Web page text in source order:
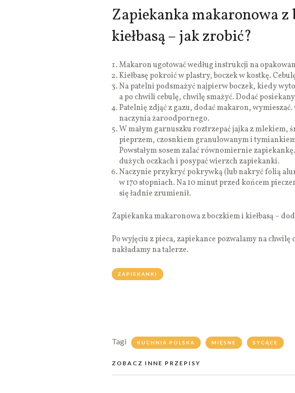
Zapiekanka makaronowa z
kiełbasą – jak zrobić?
Makaron ugotować według instrukcji na
Kiełbasę pokroić w plastry, boczek w kostkę.
Na patelni podsmażyć najpierw boczek, kiedy
a po chwili cebulę, chwilę smażyć. Dodać
Patelnię zdjąć z gazu, dodać makaron, wymieszać.
naczynia żaroodpornego.
W małym garnuszku roztrzepać jajka z mlekiem,
pieprzem, czosnkiem granulowanym i
Powstałym sosem zalać równomiernie
dużych oczkach i posypać wierzch zapiekanki.
Naczynie przykryć pokrywką (lub nakryć folią
w 170 stopniach. Na 10 minut przed końcem
się ładnie zrumienił.
Zapiekanka makaronowa z boczkiem i kiełbasą –
Po wyjęciu z pieca, zapiekance pozwalamy na
nakładamy na talerze.
ZAPIEKANKI
Tagi KUCHNIA POLSKA MIĘSNE SYCĄCE
ZOBACZ INNE PRZEPISY